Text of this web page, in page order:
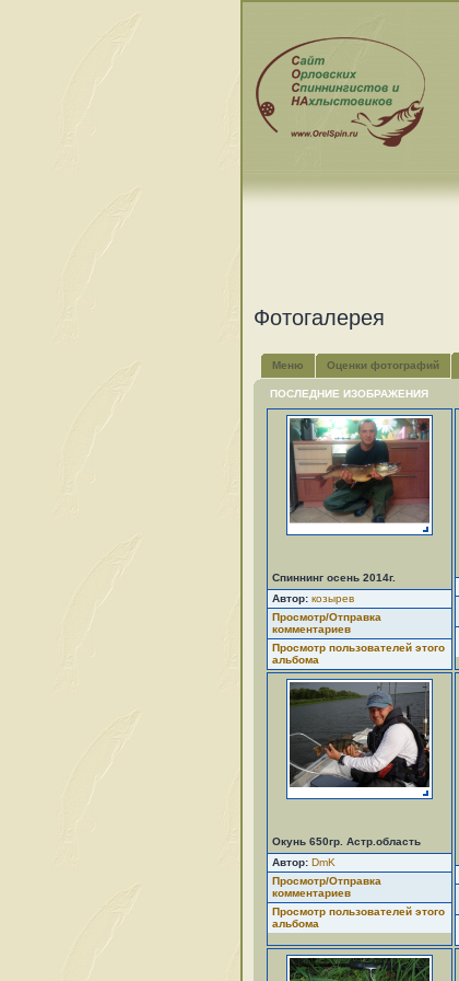
Фотогалерея
Меню Оценки фотографий
ПОСЛЕДНИЕ ИЗОБРАЖЕНИЯ
Спиннинг осень 2014г.
Автор: козырев
Просмотр/Отправка
комментариев
Просмотр пользователей этого
альбома
Окунь 650гр. Астр.область
Автор: DmK
Просмотр/Отправка
комментариев
Просмотр пользователей этого
альбома